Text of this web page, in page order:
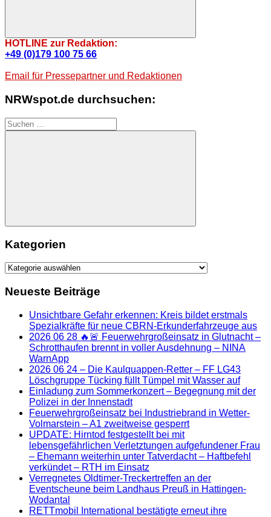
Suchen
HOTLINE zur Redaktion:
+49 (0)179 100 75 66
Email für Pressepartner und Redaktionen
NRWspot.de durchsuchen:
Suchen
nach:
Suchen
Kategorien
Kategorien
Neueste Beiträge
Unsichtbare Gefahr erkennen: Kreis bildet erstmals
Spezialkräfte für neue CBRN-Erkunderfahrzeuge aus
2026 06 28 🔥🚨 Feuerwehrgroßeinsatz in Glutnacht –
Schrotthaufen brennt in voller Ausdehnung – NINA
WarnApp
2026 06 24 – Die Kaulquappen-Retter – FF LG43
Löschgruppe Tücking füllt Tümpel mit Wasser auf
Einladung zum Sommerkonzert – Begegnung mit der
Polizei in der Innenstadt
Feuerwehrgroßeinsatz bei Industriebrand in Wetter-
Volmarstein – A1 zweitweise gesperrt
UPDATE: Hirntod festgestellt bei mit
lebensgefährlichen Verletztungen aufgefundener Frau
– Ehemann weiterhin unter Tatverdacht – Haftbefehl
verkündet – RTH im Einsatz
Verregnetes Oldtimer-Treckertreffen an der
Eventscheune beim Landhaus Preuß in Hattingen-
Wodantal
RETTmobil International bestätigte erneut ihre